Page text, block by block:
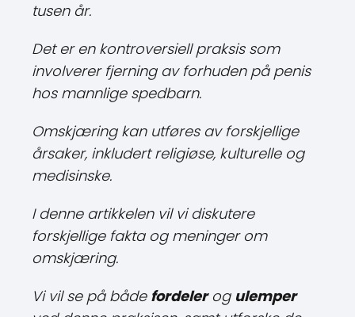
tusen år.
Det er en kontroversiell praksis som
involverer fjerning av forhuden på penis
hos mannlige spedbarn.
Omskjæring kan utføres av forskjellige
årsaker, inkludert religiøse, kulturelle og
medisinske.
I denne artikkelen vil vi diskutere
forskjellige fakta og meninger om
omskjæring.
Vi vil se på både fordelerog ulemper